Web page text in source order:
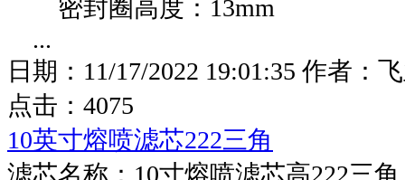
密封圈高度：13mm
...
日期： 11/17/2022 19:01:35 作者：
点击： 4075
10英寸熔喷滤芯222三角
滤芯名称：10寸熔喷滤芯高222三角